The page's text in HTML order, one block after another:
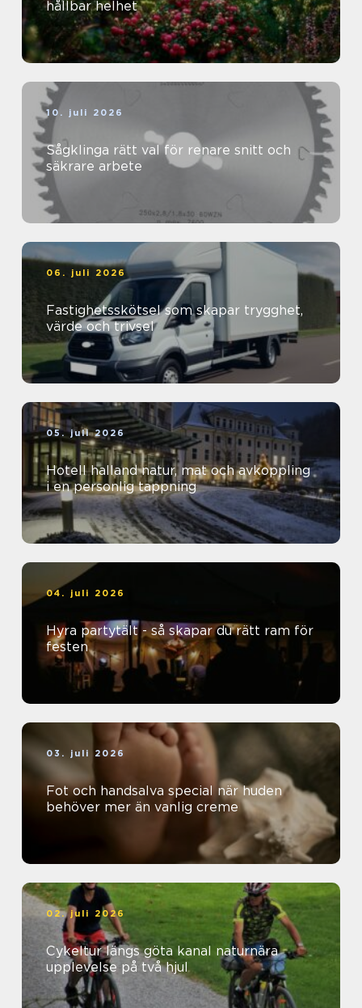
hållbar helhet
10. juli 2026
Sågklinga rätt val för renare snitt och
säkrare arbete
06. juli 2026
Fastighetsskötsel som skapar trygghet,
värde och trivsel
05. juli 2026
Hotell halland natur, mat och avkoppling
i en personlig tappning
04. juli 2026
Hyra partytält - så skapar du rätt ram för
festen
03. juli 2026
Fot och handsalva special när huden
behöver mer än vanlig creme
02. juli 2026
Cykeltur längs göta kanal naturnära
upplevelse på två hjul